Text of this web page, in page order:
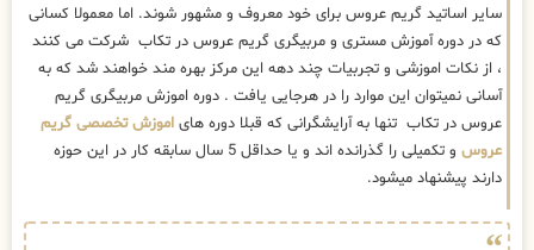
سایر اساتید گریم عروس برای خود معروف و مشهور شوند. اما معمولا کسانی
که در دوره آموزش مستری و مربیگری گریم عروس در تکاب شرکت می کنند
، از نکات اموزشی و تجربیات چند دهه این مرکز بهره مند خواهند شد که به
آسانی نمیتوان این موارد را در هرجایی یافت . دوره اموزش مربیگری گریم
عروس در تکاب تنها به آرایشگرانی که قبلا دوره های اموزش تخصصی گریم
عروس
و تکمیلی را گذرانده اند و یا حداقل 5 سال سابقه کار در این حوزه
دارند پیشنهاد میشود.